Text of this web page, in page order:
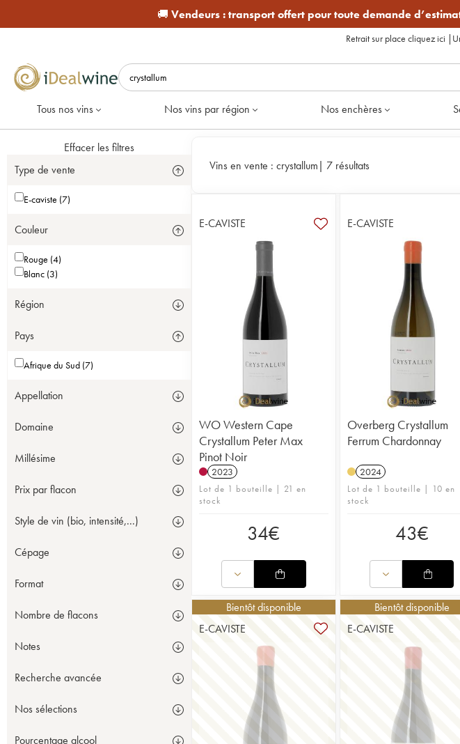
🚚 Vendeurs :transport offert pour toute demande
Retrait sur place cliquez ici |
Tous nos vins Nos vins par région Nos enchères
Effacer les filtres
Type de vente
E-caviste (7)
Couleur
Rouge (4)
Blanc (3)
Région
Pays
Afrique du Sud (7)
Appellation
Domaine
Millésime
Prix par flacon
Style de vin (bio, intensité,...)
Cépage
Format
Nombre de flacons
Notes
Recherche avancée
Nos sélections
Pourcentage alcool
Vins en vente : crystallum| 7 résultats
E-CAVISTE
WO Western Cape
Crystallum Peter Max
Pinot Noir
2023
Lot de 1 bouteille | 21 en
stock
34€
E-CAVISTE
Overberg Crystallum
Ferrum Chardonnay
2024
Lot de 1 bouteille | 10 en
stock
43€
Bientôt disponible
E-CAVISTE
Bientôt disponible
E-CAVISTE